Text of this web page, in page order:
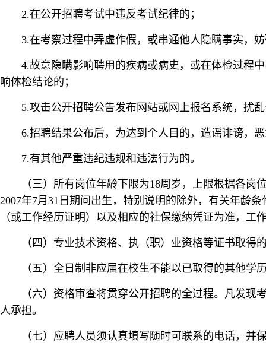
2.在公开招聘考试中违反考试纪律的；
3.在考察过程中弄虚作假，或串通他人隐瞒事实，
4.故意隐瞒影响聘用的疾病或病史，或在体检过程
响体检结论的；
5.攻击公开招聘公告发布网站或网上报名系统，扰
6.招聘结果公布后，为达到个人目的，造谣诽谤，
7.有其他严重违纪违规和违法行为的。
（三）所有岗位年龄下限为18周岁，上限根据各岗
2007年7月31日期间出生，特别说明的除外，有关年龄
（或工作经历证明）以及相应的社保缴纳凭证为准，
（四）专业技术资格、执（职）业资格等证书取得
（五）全日制非应届在校生不能以已取得的其他学
（六）资格审查将贯穿公开招聘的全过程。凡发
人承担。
（七）应聘人员须认真填写随时可联系的电话，